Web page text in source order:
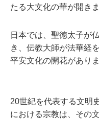
たる大文化の華が開きま
日本では、聖徳太子が
き、伝教大師が法華経
平安文化の開花がありま
20世紀を代表する文明
における宗教は、その